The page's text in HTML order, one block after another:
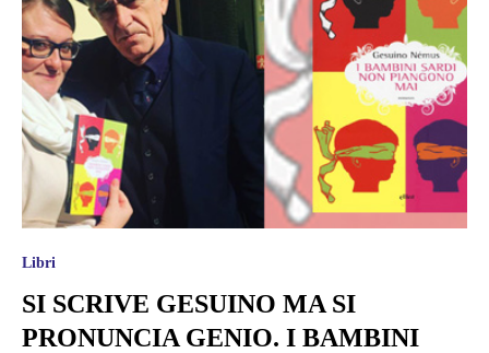
Libri
SI SCRIVE GESUINO MA SI
PRONUNCIA GENIO. I BAMBINI